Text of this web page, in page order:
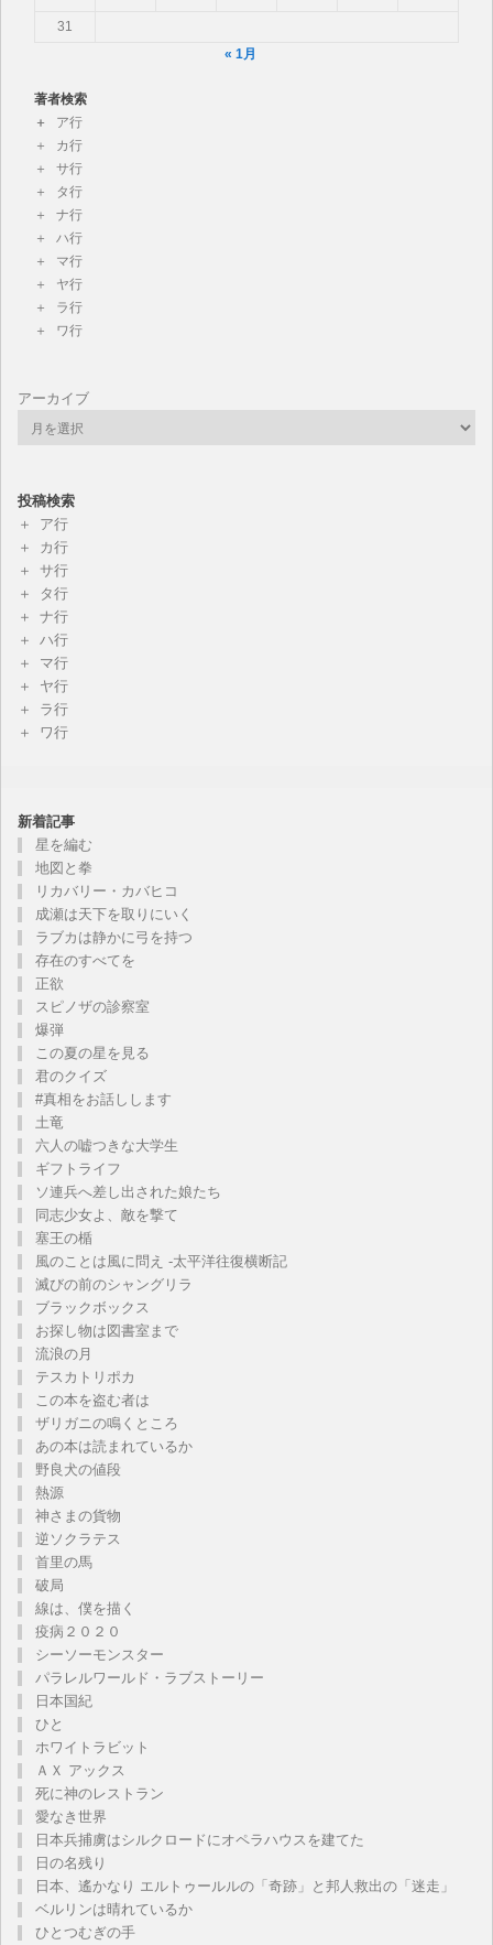
31
« 1月
著者検索
ア行
カ行
サ行
タ行
ナ行
ハ行
マ行
ヤ行
ラ行
ワ行
アーカイブ
投稿検索
ア行
カ行
サ行
タ行
ナ行
ハ行
マ行
ヤ行
ラ行
ワ行
新着記事
星を編む
地図と拳
リカバリー・カバヒコ
成瀬は天下を取りにいく
ラブカは静かに弓を持つ
存在のすべてを
正欲
スピノザの診察室
爆弾
この夏の星を見る
君のクイズ
#真相をお話しします
土竜
六人の嘘つきな大学生
ギフトライフ
ソ連兵へ差し出された娘たち
同志少女よ、敵を撃て
塞王の楯
風のことは風に問え -太平洋往復横断記
滅びの前のシャングリラ
ブラックボックス
お探し物は図書室まで
流浪の月
テスカトリポカ
この本を盗む者は
ザリガニの鳴くところ
あの本は読まれているか
野良犬の値段
熱源
神さまの貨物
逆ソクラテス
首里の馬
破局
線は、僕を描く
疫病２０２０
シーソーモンスター
パラレルワールド・ラブストーリー
日本国紀
ひと
ホワイトラビット
ＡＸ アックス
死に神のレストラン
愛なき世界
日本兵捕虜はシルクロードにオペラハウスを建てた
日の名残り
日本、遙かなり エルトゥールルの「奇跡」と邦人救出の「迷走」
ベルリンは晴れているか
ひとつむぎの手